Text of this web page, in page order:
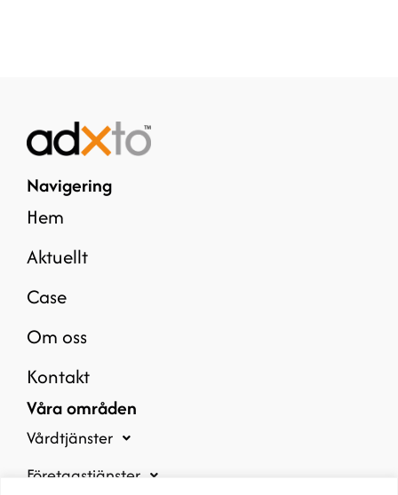
Navigering
Hem
Aktuellt
Case
Om oss
Kontakt
Våra områden
Vårdtjänster
Företagstjänster